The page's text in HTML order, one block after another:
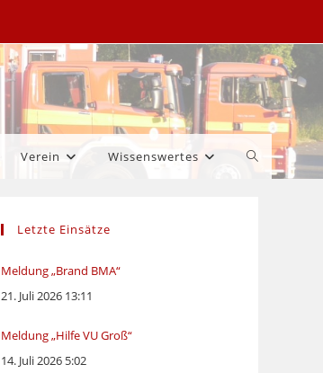
Verein Wissenswertes Website-
Letzte Einsätze
Meldung „Brand BMA“
21. Juli 2026 13:11
Meldung „Hilfe VU Groß“
14. Juli 2026 5:02